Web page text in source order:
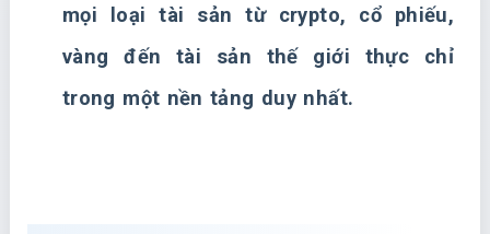
mọi loại tài sản từ crypto, cổ phiếu,
vàng đến tài sản thế giới thực chỉ
trong một nền tảng duy nhất.